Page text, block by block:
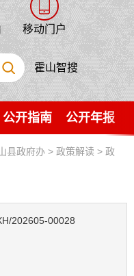
移动门户
霍山智搜
公开指南 公开年报
县政府办 > 政策解读 > 政
202605-00028